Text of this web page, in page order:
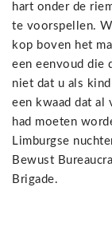
hart onder de
te voorspellen.
kop boven het
een eenvoud die
niet dat u als
een kwaad dat al
had moeten
Limburgse
Bewust
Brigade.